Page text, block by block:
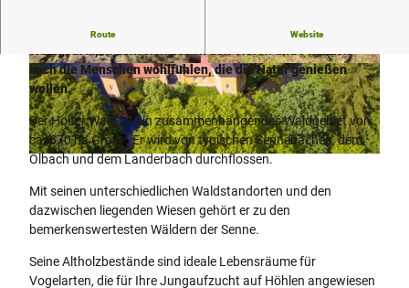
© Teutoburger_Wald_Stadt_Schloss_Holte-Stukenbrock_Fortkord_Dressler, Michael Dressler Frank
© Teutoburger_Wald_Stadt_Schloss_Holte-Stu
kenbrock, Stadt Schloß Holte-Stukenbrock |
CC-BY-SA
© Teutoburger_Wald_Stadt_Schloss_Holte-Stu
kenbrock, Stadt Schloß Holte-Stukenbrock |
CC-BY-SA
Route Website
Der Holter Wald ist ein großes, abwechslungsreiches
auch die Menschen wohlfühlen, die die Natur genießen
wollen.
Der Holter Wald ist ein zusammenhängendes Waldgebiet von
ca. 670 ha Größe. Er wird von typischen Sennebächen, dem
Ölbach und dem Landerbach durchflossen.
Mit seinen unterschiedlichen Waldstandorten und den
dazwischen liegenden Wiesen gehört er zu den
bemerkenswertesten Wäldern der Senne.
Seine Altholzbestände sind ideale Lebensräume für
Vogelarten, die für Ihre Jungaufzucht auf Höhlen angewiesen